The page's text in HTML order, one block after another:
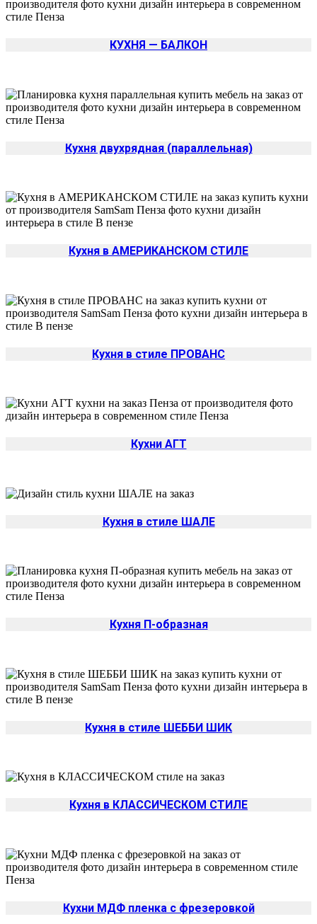
КУХНЯ — БАЛКОН
Кухня двухрядная (параллельная)
Кухня в АМЕРИКАНСКОМ СТИЛЕ
Кухня в стиле ПРОВАНС
Кухни АГТ
Кухня в стиле ШАЛЕ
Кухня П-образная
Кухня в стиле ШЕББИ ШИК
Кухня в КЛАССИЧЕСКОМ СТИЛЕ
Кухни МДФ пленка с фрезеровкой